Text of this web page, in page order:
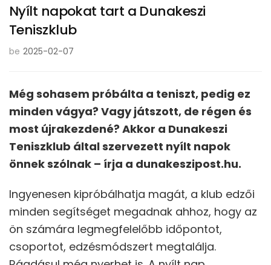
Nyílt napokat tart a Dunakeszi
Teniszklub
be 2025-02-07
Még sohasem próbálta a teniszt, pedig ez
minden vágya? Vagy játszott, de régen és
most újrakezdené? Akkor a Dunakeszi
Teniszklub által szervezett nyílt napok
önnek szólnak – írja a dunakeszipost.hu.
Ingyenesen kipróbálhatja magát, a klub edzői
minden segítséget megadnak ahhoz, hogy az
ön számára legmegfelelőbb időpontot,
csoportot, edzésmódszert megtalálja.